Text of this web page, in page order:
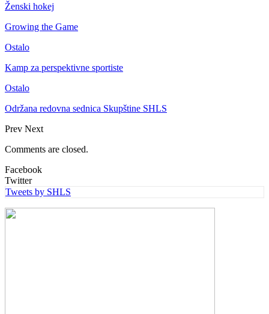
Ženski hokej
Growing the Game
Ostalo
Kamp za perspektivne sportiste
Ostalo
Održana redovna sednica Skupštine SHLS
Prev Next
Comments are closed.
Facebook
Twitter
Tweets by SHLS